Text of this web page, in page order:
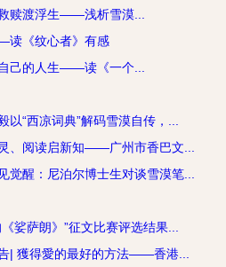
赎渡浮生——浅析雪漠...
《纹心者》有感
己的人生——读《一个...
以“西凉词典”解码雪漠自传，...
、阅读启新知——广州市香巴文...
觉醒：尼泊尔博士生对谈雪漠笔...
娑萨朗》”征文比赛评选结果...
| 獲得愛的最好的方法——香港...